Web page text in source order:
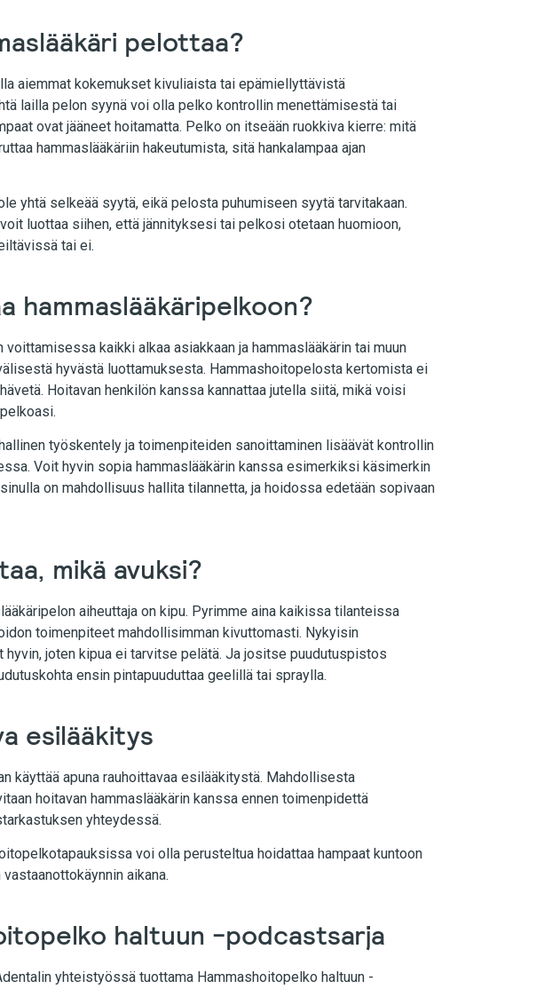
pelottaa?
aiemmat kokemukset kivuliaista tai epämiellyttävistä
lailla pelon syynä voi olla pelko kontrollin menettämisestä tai
ovat jääneet hoitamatta. Pelko on itseään ruokkiva kierre: mitä
hammaslääkäriin hakeutumista, sitä hankalampaa ajan
yhtä selkeää syytä, eikä pelosta puhumiseen syytä tarvitakaan.
luottaa siihen, että jännityksesi tai pelkosi otetaan huomioon,
tai ei.
hammaslääkäripelkoon?
voittamisessa kaikki alkaa asiakkaan ja hammaslääkärin tai muun
hyvästä luottamuksesta. Hammashoitopelosta kertomista ei
Hoitavan henkilön kanssa kannattaa jutella siitä, mikä voisi
työskentely ja toimenpiteiden sanoittaminen lisäävät kontrollin
Voit hyvin sopia hammaslääkärin kanssa esimerkiksi käsimerkin
on mahdollisuus hallita tilannetta, ja hoidossa edetään sopivaan
mikä avuksi?
aiheuttaja on kipu. Pyrimme aina kaikissa tilanteissa
toimenpiteet mahdollisimman kivuttomasti. Nykyisin
hyvin, joten kipua ei tarvitse pelätä. Ja jositse puudutuspistos
ensin pintapuuduttaa geelillä tai spraylla.
esilääkitys
käyttää apuna rauhoittavaa esilääkitystä. Mahdollisesta
hoitavan hammaslääkärin kanssa ennen toimenpidettä
yhteydessä.
voi olla perusteltua hoidattaa hampaat kuntoon
aikana.
haltuun -podcastsarja
yhteistyössä tuottama Hammashoitopelko haltuun -